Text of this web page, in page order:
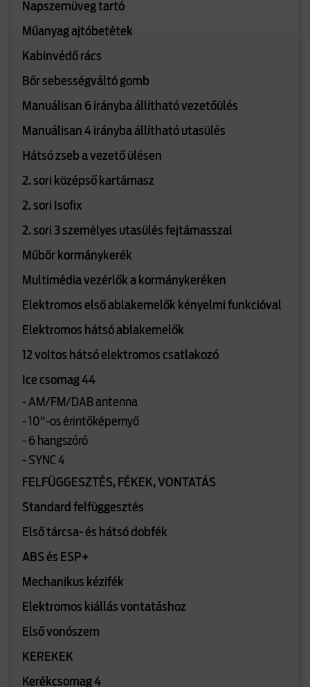
Napszemüveg tartó
Műanyag ajtóbetétek
Kabinvédő rács
Bőr sebességváltó gomb
Manuálisan 6 irányba állítható vezetőülés
Manuálisan 4 irányba állítható utasülés
Hátsó zseb a vezető ülésen
2. sori középső kartámasz
2. sori Isofix
2. sori 3 személyes utasülés fejtámasszal
Műbőr kormánykerék
Multimédia vezérlők a kormánykeréken
Elektromos első ablakemelők kényelmi funkcióval
Elektromos hátsó ablakemelők
12 voltos hátsó elektromos csatlakozó
Ice csomag 44
- AM/FM/DAB antenna
- 10"-os érintőképernyő
- 6 hangszóró
- SYNC 4
FELFÜGGESZTÉS, FÉKEK, VONTATÁS
Standard felfüggesztés
Első tárcsa- és hátsó dobfék
ABS és ESP+
Mechanikus kézifék
Elektromos kiállás vontatáshoz
Első vonószem
KEREKEK
Kerékcsomag 4